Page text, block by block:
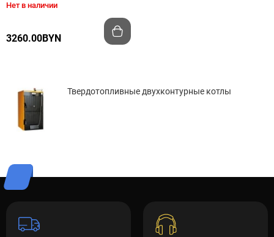
Нет в наличии
3260.00BYN
Твердотопливные двухконтурные котлы